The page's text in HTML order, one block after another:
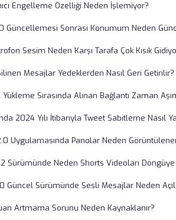
Engelleme Özelliği Neden İşlemiyor?
Güncellemesi Sonrası Konumum Neden
Sesim Neden Karşı Tarafa Çok Kısık
Mesajlar Yedeklerden Nasıl Geri Getirilir?
Sırasında Alınan Bağlantı Zaman
2024 Yılı İtibarıyla Tweet Sabitleme Nasıl
Uygulamasında Panolar Neden
Sürümünde Neden Shorts Videoları
Güncel Sürümünde Sesli Mesajlar Neden
Artmama Sorunu Neden Kaynaklanır?